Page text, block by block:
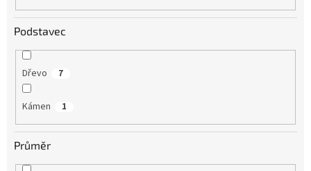
Podstavec
Dřevo 7
Kámen 1
Průměr